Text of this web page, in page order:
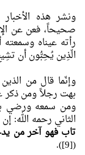
ونشر هذه
صحيحاً، فعن عن
رأته عيناه
الّذِين يُحِبُّون أن
وإنّما قال من
بهت رجلاً ومن
ومن سمعه ورضي
الثاني رحمه الله:
تاب فهو آخر من
([9]).